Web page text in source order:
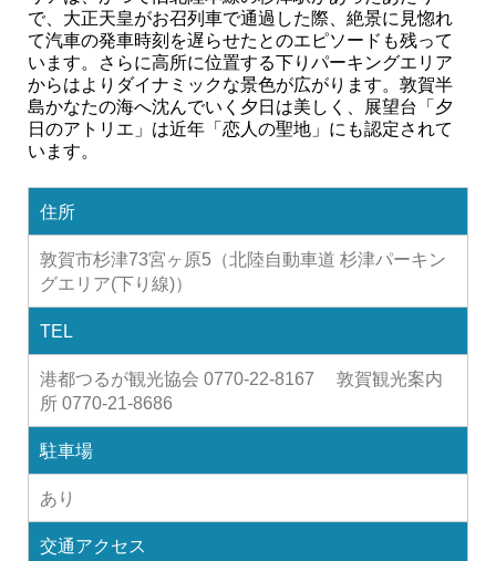
で、大正天皇がお召列車で通過した際、絶景に見惚れ
て汽車の発車時刻を遅らせたとのエピソードも残って
います。さらに高所に位置する下りパーキングエリア
からはよりダイナミックな景色が広がります。敦賀半
島かなたの海へ沈んでいく夕日は美しく、展望台「夕
日のアトリエ」は近年「恋人の聖地」にも認定されて
います。
住所
敦賀市杉津73宮ヶ原5（北陸自動車道 杉津パーキン
グエリア(下り線)）
TEL
港都つるが観光協会 0770-22-8167 敦賀観光案内
所 0770-21-8686
駐車場
あり
交通アクセス